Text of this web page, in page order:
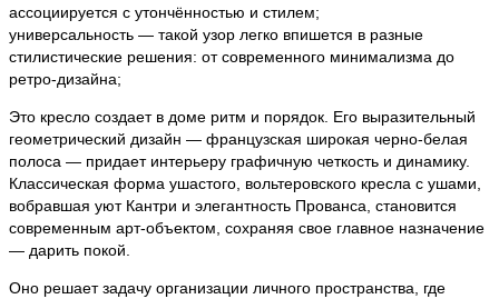
ассоциируется с утончённостью и стилем;
универсальность — такой узор легко впишется в разные
стилистические решения: от современного минимализма до
ретро-дизайна;
Это кресло создает в доме ритм и порядок. Его выразительный
геометрический дизайн — французская широкая черно-белая
полоса — придает интерьеру графичную четкость и динамику.
Классическая форма ушастого, вольтеровского кресла с ушами,
вобравшая уют Кантри и элегантность Прованса, становится
современным арт-объектом, сохраняя свое главное назначение
— дарить покой.
Оно решает задачу организации личного пространства, где